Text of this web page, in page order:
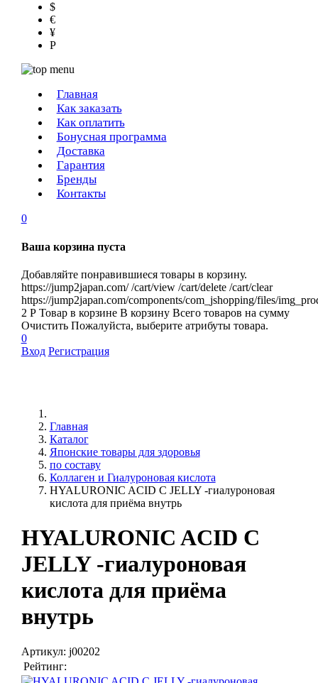
$
€
¥
Р
Главная
Как заказать
Как оплатить
Бонусная программа
Доставка
Гарантия
Бренды
Контакты
0
Ваша корзина пуста
Добавляйте понравившиеся товары в корзину.
https://jump2japan.com/ /cart/view /cart/delete /cart/clear
https://jump2japan.com/components/com_jshopping/files/
2 Р Товар в корзине В корзину Всего товаров на сумму
Очистить Пожалуйста, выберите атрибуты товара.
0
Вход Регистрация
Главная
Каталог
Японские товары для здоровья
по составу
Коллаген и Гиалуроновая кислота
HYALURONIC ACID C JELLY -гиалуроновая
кислота для приёма внутрь
HYALURONIC ACID C
JELLY -гиалуроновая
кислота для приёма
внутрь
Артикул: j00202
Рейтинг: